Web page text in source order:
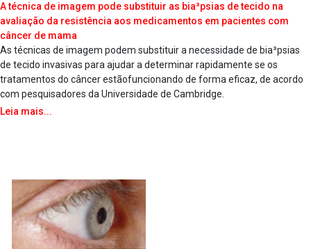
A técnica de imagem pode substituir as bia³psias de tecido na
avaliação da resistência aos medicamentos em pacientes com
câncer de mama
As técnicas de imagem podem substituir a necessidade de bia³psias
de tecido invasivas para ajudar a determinar rapidamente se os
tratamentos do câncer estãofuncionando de forma eficaz, de acordo
com pesquisadores da Universidade de Cambridge.
Leia mais...